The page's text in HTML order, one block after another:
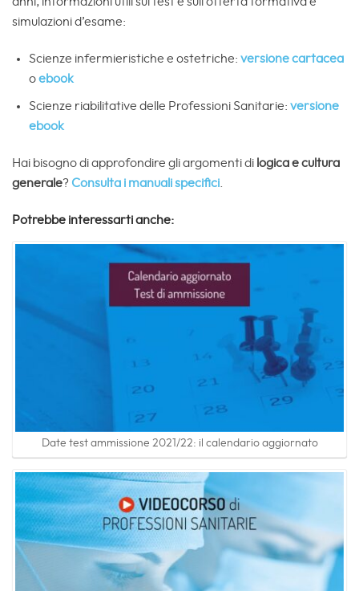
simulazioni d’esame:
Scienze infermieristiche e ostetriche: versione cartacea
oebook
Scienze riabilitative delle Professioni Sanitarie: versione
ebook
Hai bisogno di approfondire gli argomenti di logica e cultura
generale? Consulta i manuali specifici
Potrebbe interessarti anche:
Date test ammissione 2021/22: il calendario aggiornato